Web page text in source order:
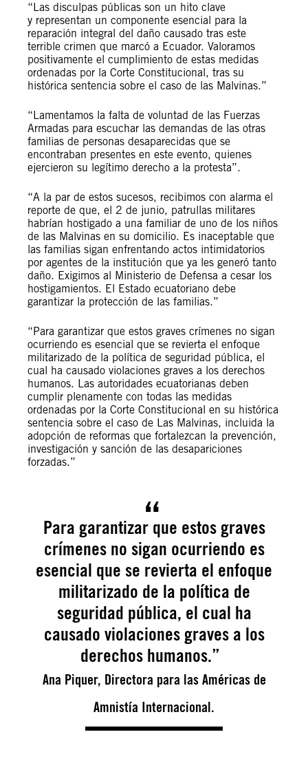
“Las disculpas públicas son un hito clave
y representan un componente esencial para la
reparación integral del daño causado tras este
terrible crimen que marcó a Ecuador. Valoramos
positivamente el cumplimiento de estas medidas
ordenadas por la Corte Constitucional, tras su
histórica sentencia sobre el caso de las Malvinas.”
“Lamentamos la falta de voluntad de las Fuerzas
Armadas para escuchar las demandas de las otras
familias de personas desaparecidas que se
encontraban presentes en este evento, quienes
ejercieron su legítimo derecho a la protesta”.
“A la par de estos sucesos, recibimos con alarma el
reporte de que, el 2 de junio, patrullas militares
habrían hostigado a una familiar de uno de los niños
de las Malvinas en su domicilio. Es inaceptable que
las familias sigan enfrentando actos intimidatorios
por agentes de la institución que ya les generó tanto
daño. Exigimos al Ministerio de Defensa a cesar los
hostigamientos. El Estado ecuatoriano debe
garantizar la protección de las familias.”
“Para garantizar que estos graves crímenes no sigan
ocurriendo es esencial que se revierta el enfoque
militarizado de la política de seguridad pública, el
cual ha causado violaciones graves a los derechos
humanos. Las autoridades ecuatorianas deben
cumplir plenamente con todas las medidas
ordenadas por la Corte Constitucional en su histórica
sentencia sobre el caso de Las Malvinas, incluida la
adopción de reformas que fortalezcan la prevención,
investigación y sanción de las desapariciones
forzadas.”
Para garantizar que estos graves
crímenes no sigan ocurriendo es
esencial que se revierta el enfoque
militarizado de la política de
seguridad pública, el cual ha
causado violaciones graves a los
derechos humanos.”
Ana Piquer, Directora para las Américas de
Amnistía Internacional.